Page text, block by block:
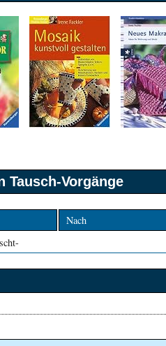
Tausch-Vorgänge
Nach